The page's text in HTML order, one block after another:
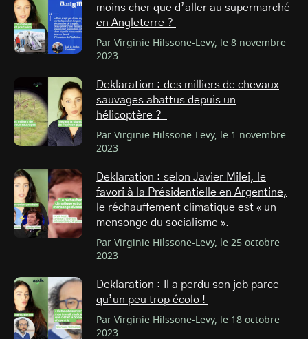
moins cher que d’aller au supermarché
en Angleterre ?
Par Virginie Hilssone-Levy, le 8 novembre
2023
Deklaration : des milliers de chevaux
sauvages abattus depuis un
hélicoptère ?
Par Virginie Hilssone-Levy, le 1 novembre
2023
Deklaration : selon Javier Milei, le
favori à la Présidentielle en Argentine,
le réchauffement climatique est « un
mensonge du socialisme ».
Par Virginie Hilssone-Levy, le 25 octobre
2023
Deklaration : Il a perdu son job parce
qu’un peu trop écolo !
Par Virginie Hilssone-Levy, le 18 octobre
2023